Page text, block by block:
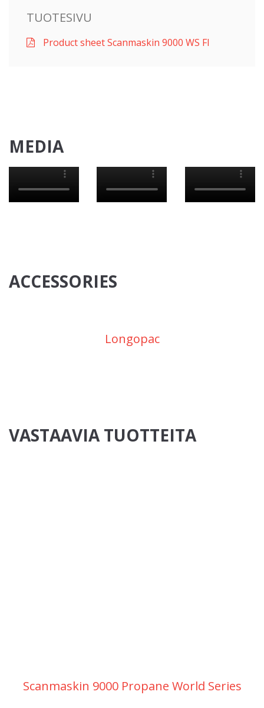
TUOTESIVU
Product sheet Scanmaskin 9000 WS FI
MEDIA
ACCESSORIES
Longopac
VASTAAVIA TUOTTEITA
Scanmaskin 9000 Propane World Series